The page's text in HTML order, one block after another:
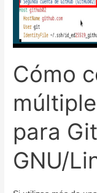
Cómo
para
GNU/